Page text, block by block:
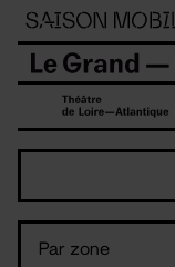
Panneau de gestion